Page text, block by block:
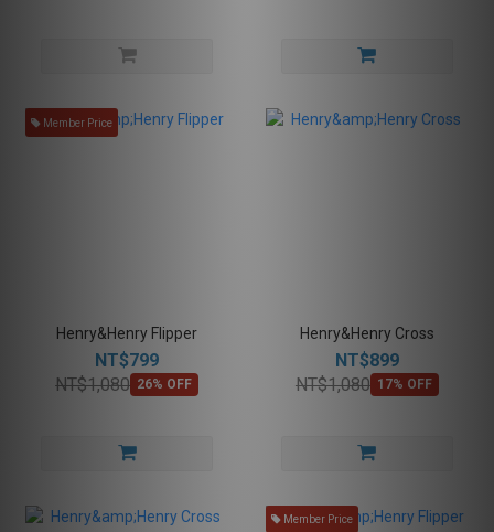
Member Price
Henry&Henry Flipper
NT$799
NT$1,080 26% OFF
Henry&Henry Cross
NT$899
NT$1,080 17% OFF
Member Price